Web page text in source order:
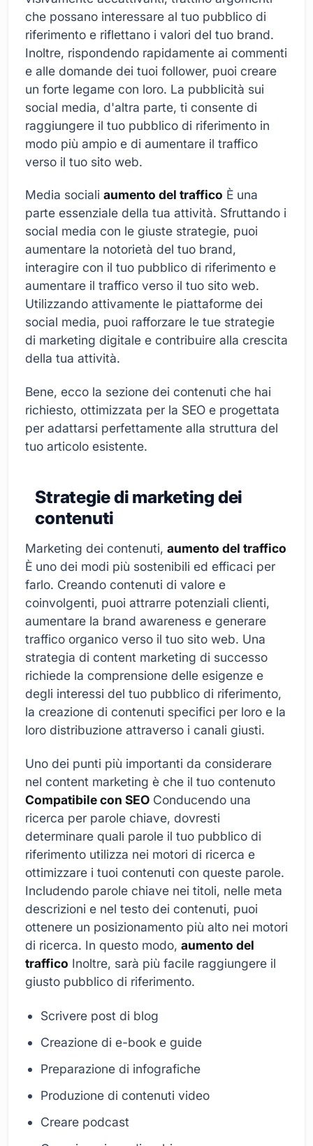
che possano interessare al tuo pubblico di
riferimento e riflettano i valori del tuo brand.
Inoltre, rispondendo rapidamente ai commenti
e alle domande dei tuoi follower, puoi creare
un forte legame con loro. La pubblicità sui
social media, d'altra parte, ti consente di
raggiungere il tuo pubblico di riferimento in
modo più ampio e di aumentare il traffico
verso il tuo sito web.
Media sociali aumento del traffico È una
parte essenziale della tua attività. Sfruttando i
social media con le giuste strategie, puoi
aumentare la notorietà del tuo brand,
interagire con il tuo pubblico di riferimento e
aumentare il traffico verso il tuo sito web.
Utilizzando attivamente le piattaforme dei
social media, puoi rafforzare le tue strategie
di marketing digitale e contribuire alla crescita
della tua attività.
Bene, ecco la sezione dei contenuti che hai
richiesto, ottimizzata per la SEO e progettata
per adattarsi perfettamente alla struttura del
tuo articolo esistente.
Strategie di marketing dei
contenuti
Marketing dei contenuti, aumento del traffico
È uno dei modi più sostenibili ed efficaci per
farlo. Creando contenuti di valore e
coinvolgenti, puoi attrarre potenziali clienti,
aumentare la brand awareness e generare
traffico organico verso il tuo sito web. Una
strategia di content marketing di successo
richiede la comprensione delle esigenze e
degli interessi del tuo pubblico di riferimento,
la creazione di contenuti specifici per loro e la
loro distribuzione attraverso i canali giusti.
Uno dei punti più importanti da considerare
nel content marketing è che il tuo contenuto
Compatibile con SEO Conducendo una
ricerca per parole chiave, dovresti
determinare quali parole il tuo pubblico di
riferimento utilizza nei motori di ricerca e
ottimizzare i tuoi contenuti con queste parole.
Includendo parole chiave nei titoli, nelle meta
descrizioni e nel testo dei contenuti, puoi
ottenere un posizionamento più alto nei motori
di ricerca. In questo modo, aumento del
traffico Inoltre, sarà più facile raggiungere il
giusto pubblico di riferimento.
Scrivere post di blog
Creazione di e-book e guide
Preparazione di infografiche
Produzione di contenuti video
Creare podcast